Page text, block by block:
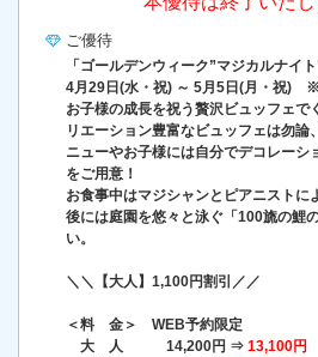
ご優待
「ゴールデンウィーク”マジカルナイ
4月29日(水・祝) ～ 5月5日(月・祝)
お子様の成長を祝う贅沢ビュッフェで
リエーション豊富なビュッフェは勿論
ニューやお子様には自分でデコレーシ
をご用意！
お食事中はマジシャンとピアニストに
後には庭園を悠々と泳ぐ「100旒の鯉
い。
＼＼【大人】1,100円割引／／
＜料 金＞ WEB予約限定
大 人 14,200円 ⇒ 13,100円